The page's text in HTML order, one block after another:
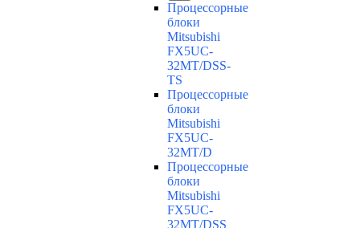
Процессорные
блоки
Mitsubishi
FX5UC-
32MT/DSS-
TS
Процессорные
блоки
Mitsubishi
FX5UC-
32MT/D
Процессорные
блоки
Mitsubishi
FX5UC-
32MT/DSS